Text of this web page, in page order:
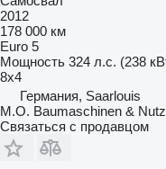
2012
178 000 км
Euro 5
Мощность 324 л.с. (238
8x4
Германия, Saarlouis
M.O. Baumaschinen &
Связаться с продавцом